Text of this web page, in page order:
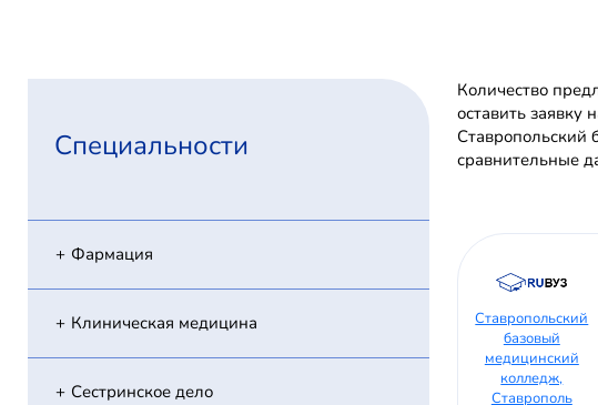
Специальности
Фармация
Клиническая медицина
Сестринское дело
Количество
оставить
сравнительные
Ставропольский
базовый
медицинский
колледж,
Ставрополь